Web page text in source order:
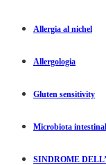
Allergia al nichel
Allergologia
Gluten sensitivity
Microbiota
SINDROME